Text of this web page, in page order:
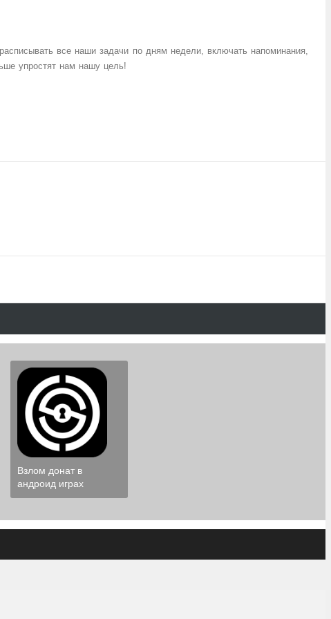
все наши задачи по дням недели, включать напоминания,
упростят нам нашу цель!
Взлом донат в
андроид играх